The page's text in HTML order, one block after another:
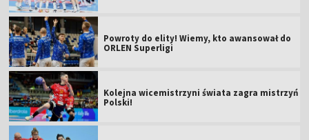
Powroty do elity! Wiemy, kto awansował do
ORLEN Superligi
Kolejna wicemistrzyni świata zagra mistrzyń
Polski!